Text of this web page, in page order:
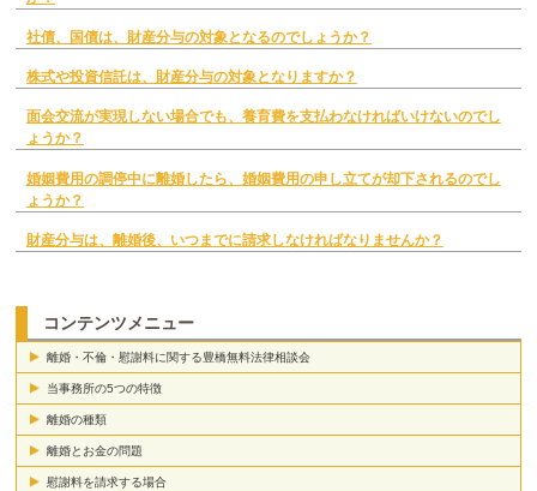
社債、国債は、財産分与の対象となるのでしょうか？
株式や投資信託は、財産分与の対象となりますか？
面会交流が実現しない場合でも、養育費を支払わなければいけないのでし
ょうか？
婚姻費用の調停中に離婚したら、婚姻費用の申し立てが却下されるのでし
ょうか？
財産分与は、離婚後、いつまでに請求しなければなりませんか？
コンテンツメニュー
離婚・不倫・慰謝料に関する豊橋無料法律相談会
当事務所の5つの特徴
離婚の種類
離婚とお金の問題
慰謝料を請求する場合